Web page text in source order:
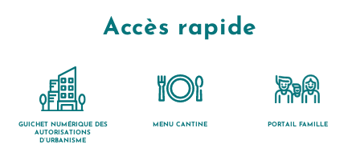
Accès rapide
GUICHET NUMÉRIQUE DES
AUTORISATIONS
D’URBANISME
MENU CANTINE PORTAIL FAMILLE